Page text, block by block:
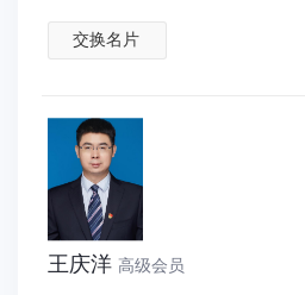
交换名片
王庆洋 高级会员